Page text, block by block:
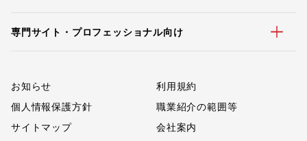
専門サイト・プロフェッショナル向け
お知らせ
利用規約
個人情報保護方針
職業紹介の範囲等
サイトマップ
会社案内